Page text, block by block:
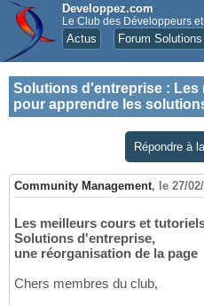
Developpez.com
Le Club des Développeurs
Actus Forum
Solutions d'entreprise : Les
pour apprendre les
Répondre à
Community Management, le 27/
Les meilleurs cours et
Solutions d'entreprise,
une réorganisation de la page
Chers membres du club,